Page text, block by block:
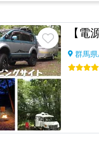
群馬県